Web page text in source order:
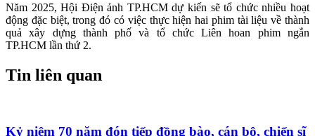
Năm 2025, Hội Điện ảnh TP.HCM dự kiến sẽ tổ chức nhiều hoạt
động đặc biệt, trong đó có việc thực hiện hai phim tài liệu về thành
quả xây dựng thành phố và tổ chức Liên hoan phim ngắn
TP.HCM lần thứ 2.
Tin liên quan
Kỷ niệm 70 năm đón tiếp đồng bào, cán bộ, chiến sĩ